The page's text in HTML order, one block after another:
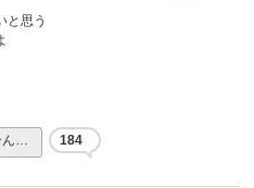
と思う
… 184